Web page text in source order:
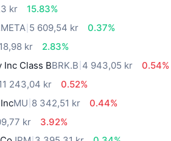
kr
15.83%
META 5 609,54 kr
0.37%
kr
2.83%
Inc Class BBRK.B 4 943,05 kr
0.54%
243,04 kr
0.52%
MU 8 342,51 kr
0.44%
kr
3.92%